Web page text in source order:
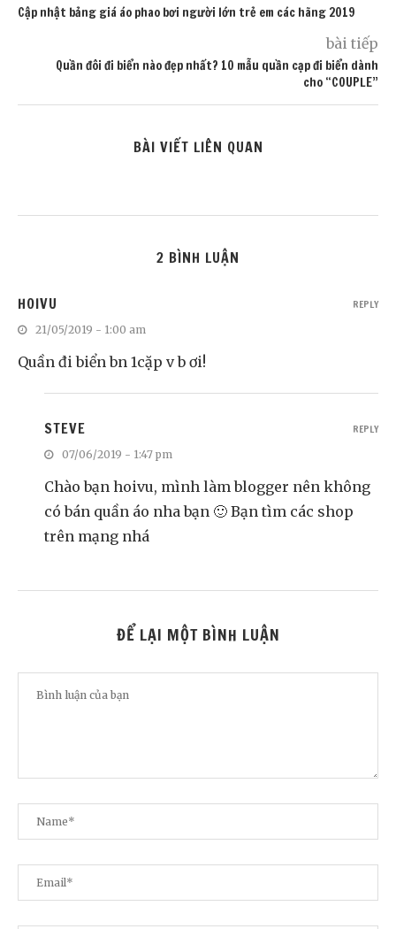
Cập nhật bảng giá áo phao bơi người lớn trẻ em các hãng 2019
bài tiếp
Quần đôi đi biển nào đẹp nhất? 10 mẫu quần cặp đi biển dành
cho “COUPLE”
BÀI VIẾT LIÊN QUAN
2 BÌNH LUẬN
HOIVU
21/05/2019 - 1:00 am
Quần đi biển bn 1cặp v b ơi!
REPLY
STEVE
07/06/2019 - 1:47 pm
Chào bạn hoivu, mình làm blogger nên không
có bán quần áo nha bạn 🙂 Bạn tìm các shop
trên mạng nhá
REPLY
ĐỂ LẠI MỘT BÌNH LUẬN